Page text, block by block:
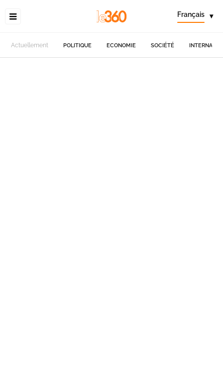
Français ▾
Actuellement POLITIQUE ECONOMIE SOCIÉTÉ